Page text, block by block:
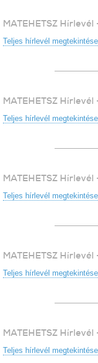
MATEHETSZ
Teljes hírlevél megtekintése
MATEHETSZ
Teljes hírlevél megtekintése
MATEHETSZ Hírlevél
Teljes hírlevél megtekintése
MATEHETSZ Hírlevél
Teljes hírlevél megtekintése
MATEHETSZ
Teljes hírlevél megtekintése